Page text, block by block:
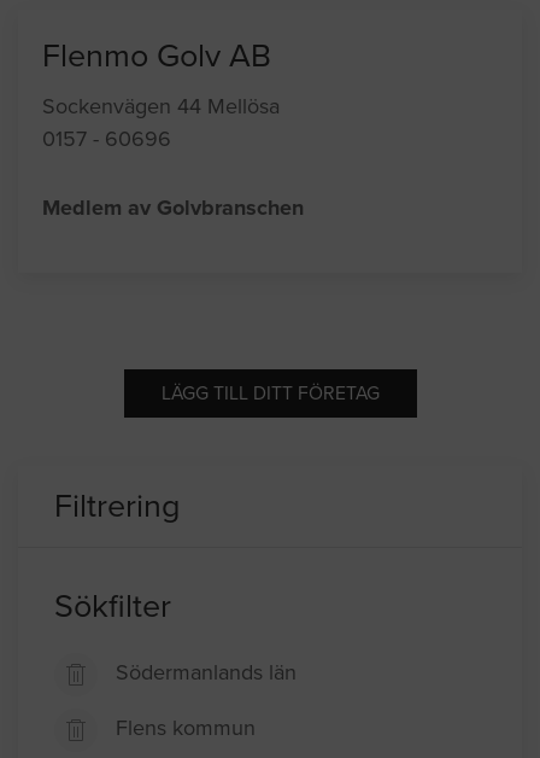
Flenmo Golv AB
Sockenvägen 44 Mellösa
0157 - 60696
Medlem av Golvbranschen
LÄGG TILL DITT FÖRETAG
Filtrering
Sökfilter
Södermanlands län
Flens kommun